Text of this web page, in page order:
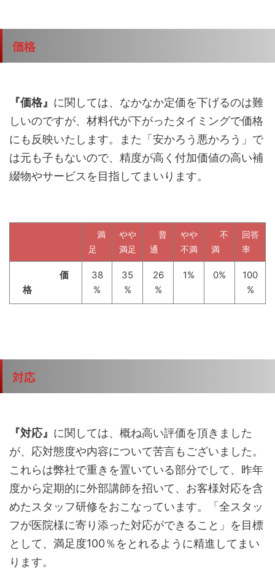
価格
『価格』 に関しては、なかなか定価を下げるのは難
しいのですが、材料代が下がったタイミングで価格
にも反映いたします。また「安かろう悪かろう」で
は元も子もないので、精度が高く付加価値の高い補
綴物やサービスを目指してまいります。
満
足
やや
満足
普
通
やや
不満
不
満
回答
率
価
格
38
%
35
%
26
%
1% 0%
100
%
対応
『対応』 に関しては、概ね高い評価を頂きました
が、応対態度や内容について苦言もございました。
これらは弊社で重きを置いている部分でして、昨年
度から定期的に外部講師を招いて、お客様対応を含
めたスタッフ研修をおこなっています。「全スタッ
フが医院様に寄り添った対応ができること」を目標
として、満足度100％をとれるように精進してまい
ります。